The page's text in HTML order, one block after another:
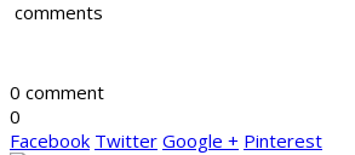
comments
0 comment
0
Facebook Twitter Google + Pinterest